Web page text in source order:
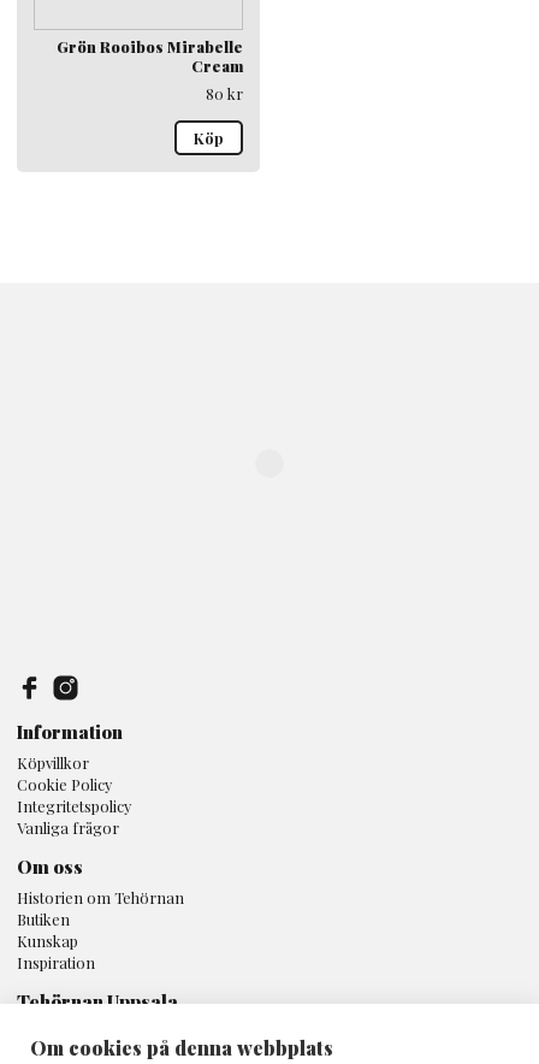
Grön Rooibos Mirabelle
Cream
80 kr
Köp
Om oss
Historien om Tehörnan
Butiken
Kunskap
Inspiration
Information
Köpvillkor
Cookie Policy
Integritetspolicy
Vanliga frågor
Tehörnan Uppsala
753 32 Uppsala
Om cookies på denna webbplats